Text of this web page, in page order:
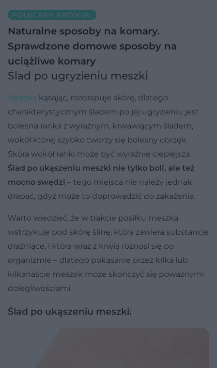
POLECANY ARTYKUŁ:
Naturalne sposoby na komary.
Sprawdzone domowe sposoby na
uciążliwe komary
Ślad po ugryzieniu meszki
Meszka kąsając, rozdrapuje skórę, dlatego
charakterystycznym śladem po jej ugryzieniu jest
bolesna ranka z wyraźnym, krwawiącym śladem,
wokół której szybko tworzy się bolesny obrzęk.
Skóra wokół ranki może być wyraźnie cieplejsza.
Ślad po ukąszeniu meszki nie tylko boli, ale też
mocno swędzi – tego miejsca nie należy jednak
drapać, gdyż może to doprowadzić do zakażenia.
Warto wiedzieć, że w trakcie posiłku meszka
wstrzykuje pod skórę ślinę, która zawiera substancje
drażniące, i która wraz z krwią roznosi się po
organizmie – dlatego pokąsanie przez kilka lub
kilkanaście meszek może skończyć się poważnymi
dolegliwościami.
Ślad po ukąszeniu meszki: